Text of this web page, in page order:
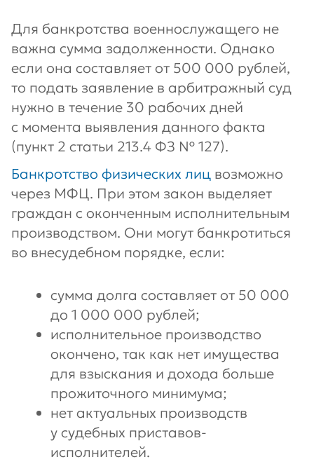
Для банкротства военнослужащего не
важна сумма задолженности. Однако
если она составляет от 500 000 рублей,
то подать заявление в арбитражный суд
нужно в течение 30 рабочих дней
с момента выявления данного факта
(пункт 2 статьи 213.4 ФЗ № 127).
Банкротство физических лицвозможно
через МФЦ. При этом закон выделяет
граждан с оконченным исполнительным
производством. Они могут банкротиться
во внесудебном порядке, если:
сумма долга составляет от 50 000
до 1 000 000 рублей;
исполнительное производство
окончено, так как нет имущества
для взыскания и дохода больше
прожиточного минимума;
нет актуальных производств
у судебных приставов-
исполнителей.